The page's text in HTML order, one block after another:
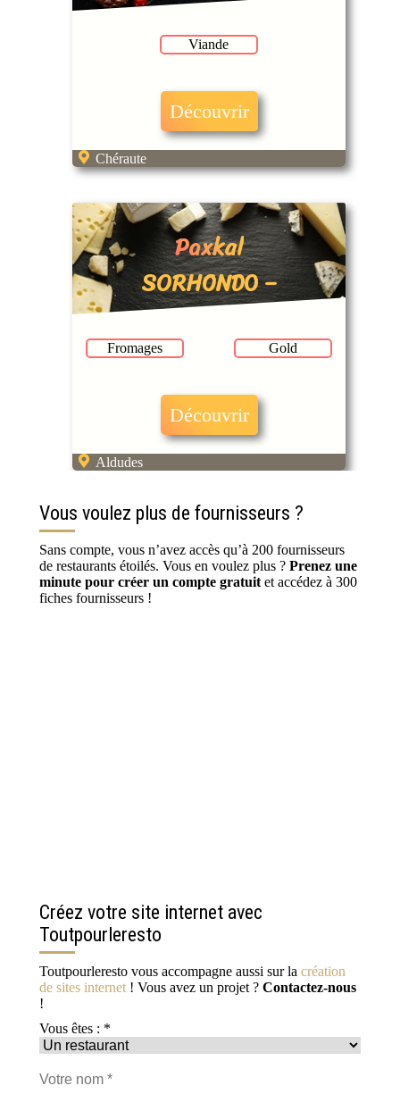
Viande
Découvrir
Chéraute
Paxkal
SORHONDO –
Ferme Egurza
Fromages Gold
Découvrir
Aldudes
Vous voulez plus de fournisseurs ?
Sans compte, vous n’avez accès qu’à 200 fournisseurs
de restaurants étoilés. Vous en voulez plus ? Prenez une
minute pour créer un compte gratuit et accédez à 300
fiches fournisseurs !
Créez votre site internet avec
Toutpourleresto
Toutpourleresto vous accompagne aussi sur la création
de sites internet ! Vous avez un projet ? Contactez-nous
!
Vous êtes : *